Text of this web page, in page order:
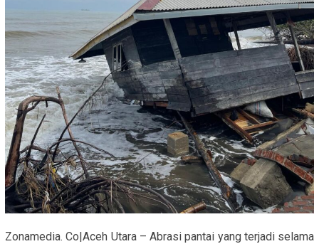
Zonamedia. Co|Aceh Utara – Abrasi pantai yang terjadi selama